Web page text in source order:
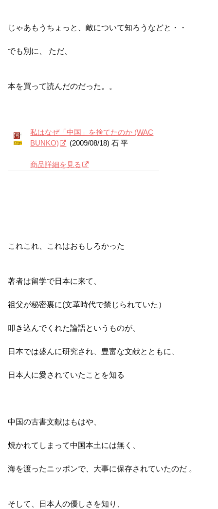
じゃあもうちょっと、敵について知ろうなどと・・
でも別に、 ただ、
本を買って読んだのだった。。
私はなぜ「中国」を捨てたのか (WAC
BUNKO)
(2009/08/18) 石 平
商品詳細を見る
これこれ、これはおもしろかった
著者は留学で日本に来て、
祖父が秘密裏に(文革時代で禁じられていた）
叩き込んでくれた論語というものが、
日本では盛んに研究され、豊富な文献とともに、
日本人に愛されていたことを知る
中国の古書文献はもはや、
焼かれてしまって中国本土には無く、
海を渡ったニッポンで、大事に保存されていたのだ 。
そして、日本人の優しさを知り、